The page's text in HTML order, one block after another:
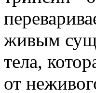
живым
тела,
от